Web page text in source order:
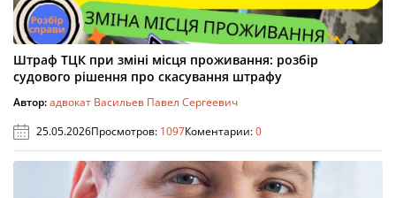
Штраф ТЦК при зміні місця проживання: розбір
судового рішення про скасування штрафу
Автор:адвокат Васильев Павел Сергеевич
25.05.2026Просмотров: 1097Коментарии:0